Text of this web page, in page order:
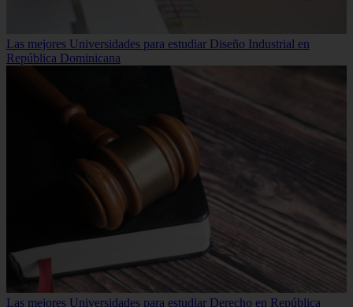
Las mejores Universidades para estudiar Diseño Industrial en
República Dominicana
Las mejores Universidades para estudiar Derecho en República